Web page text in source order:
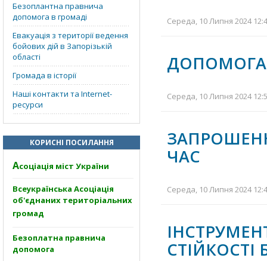
Безоплантна правнича
допомога в громаді
Евакуація з території ведення
бойових дій в Запорізькій
області
Громада в історії
Наші контакти та Internet-
ресурси
КОРИСНІ ПОСИЛАННЯ
Асоціація міст України
Всеукраїнська Асоціація
об'єднаних територіальних
громад
Безоплатна правнича
допомога
Середа, 10 Липня 2024
ДОПОМОГА
Середа, 10 Липня 2024
ЧАС
Середа, 10 Липня 2024
СТІЙКОСТІ